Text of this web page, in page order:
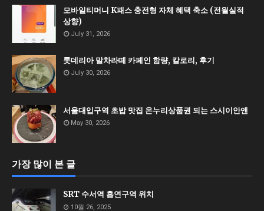
모바일티머니 K패스 충전형 자체 혜택 축소 (전월실적
상향)
July 31, 2026
롯데리아 말차라떼 카페인 함량, 칼로리, 후기
July 30, 2026
서울대입구역 초밥 맛집 온누리상품권 되는 스시이안앤
May 30, 2026
가장 많이 본 글
SRT 수서역 흡연구역 위치
10월 26, 2025